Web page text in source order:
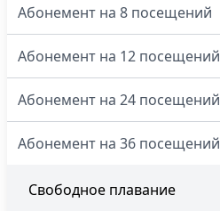
Абонемент на 8 посещений
Абонемент на 12 посещений
Абонемент на 24 посещений
Абонемент на 36 посещений
Свободное плавание